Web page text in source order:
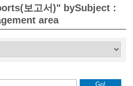
보고서)" bySubject :
area